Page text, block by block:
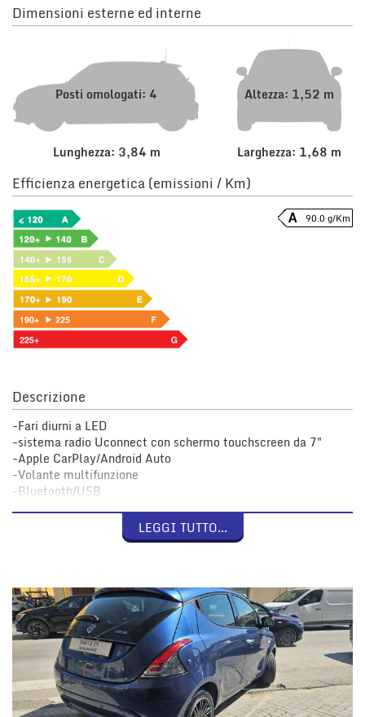
Dimensioni esterne ed interne
Posti omologati: 4
Lunghezza: 3,84 m
Altezza: 1,52 m
Larghezza: 1,68 m
Efficienza energetica (emissioni / Km)
90.0 g/Km
Descrizione
-Fari diurni a LED
-sistema radio Uconnect con schermo touchscreen da 7"
-Apple CarPlay/Android Auto
-Volante multifunzione
-Bluetooth/USB
-Sensori di parcheggio
-Vernice metallizzata e tanti altri opt presenti su questa
Lancia Ypsilon 1.0 Firefly Hybrid GOLD Immatricolata il 25
Agosto 2022 con 62.523 km Documentabili
Trattasi di Usato Ufficale FCA Italia
Iva Esposta, possibilità accesso ai benefici della Legge 104
LEGGI TUTTO...